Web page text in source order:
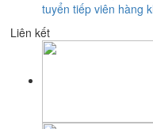
tuyển tiếp viên hàng
Liên kết